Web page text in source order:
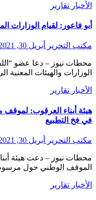
الأخبار تقارير
أبو فاعور: لقيام الوزارات
مكتب التحرير أبريل 30, 2021
محطات نيوز – دعا عضو “اللقاء الديمقراطي” النائب وائل أبو فاعور
الوزارات والهيئات المعنية
الأخبار تقارير
هيئة أبناء العرقوب:
في فخ التطبيع
مكتب التحرير أبريل 30, 2021
محطات نيوز – دعت هيئة أبناء العرقوب ومزارع شبعا الى “توحيد
الموقف الوطني حول
الأخبار تقارير